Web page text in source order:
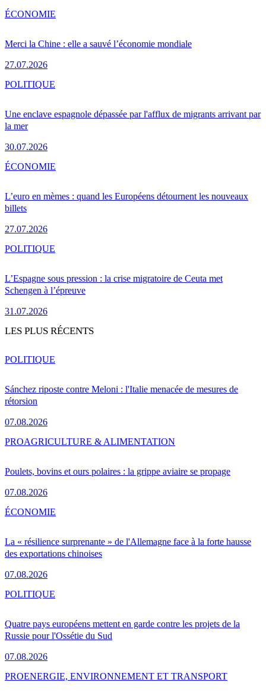
Merci la Chine : elle a sauvé l’économie mondiale
27.07.2026
ÉCONOMIE
Une enclave espagnole dépassée par l'afflux de migrants arrivant par
la mer
30.07.2026
POLITIQUE
L’euro en mèmes : quand les Européens détournent les nouveaux
billets
27.07.2026
ÉCONOMIE
L’Espagne sous pression : la crise migratoire de Ceuta met
Schengen à l’épreuve
31.07.2026
POLITIQUE
LES PLUS RÉCENTS
Sánchez riposte contre Meloni : l'Italie menacée de mesures de
rétorsion
07.08.2026
POLITIQUE
Poulets, bovins et ours polaires : la grippe aviaire se propage
07.08.2026
PROAGRICULTURE & ALIMENTATION
La « résilience surprenante » de l'Allemagne face à la forte hausse
des exportations chinoises
07.08.2026
ÉCONOMIE
Quatre pays européens mettent en garde contre les projets de la
Russie pour l'Ossétie du Sud
07.08.2026
POLITIQUE
PROENERGIE, ENVIRONNEMENT ET TRANSPORT